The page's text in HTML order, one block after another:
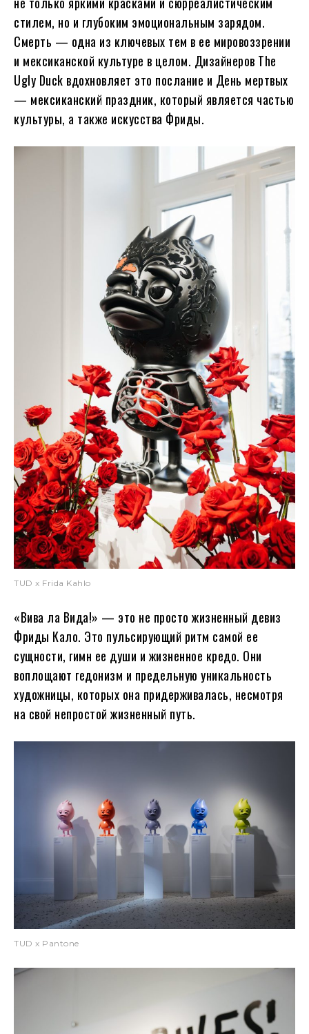
стилем, но и глубоким эмоциональным зарядом.
Смерть — одна из ключевых тем в ее мировоззрении
и мексиканской культуре в целом. Дизайнеров The
Ugly Duck вдохновляет это послание и День мертвых
— мексиканский праздник, который является частью
культуры, а также искусства Фриды.
TUD x Frida Kahlo
«Вива ла Вида!» — это не просто жизненный девиз
Фриды Кало. Это пульсирующий ритм самой ее
сущности, гимн ее души и жизненное кредо. Они
воплощают гедонизм и предельную уникальность
художницы, которых она придерживалась, несмотря
на свой непростой жизненный путь.
TUD x Pantone